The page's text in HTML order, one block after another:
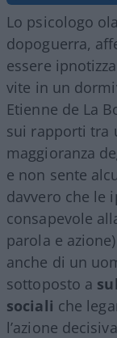
Lo psicologo
dopoguerra,
essere
vite in un
Etienne de La
sui rapporti tra
maggioranza
e non sente
davvero che le
consapevole
parola e
anche di un
sottoposto a
sociali che
l’azione